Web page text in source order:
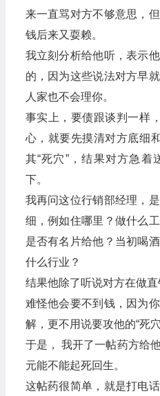
来一直骂对方不够意思，
钱后来又耍赖。
我立刻分析给他听，表示
的，因为这些说法对方早
人家也不会理你。
事实上，要债跟谈判一样
心，就要先摸清对方底细
其“死穴”，结果对方急着
下。
我再问这位行销部经理，
细，例如住哪里？做什么
是否有名片给他？当初喝
什么行业？
结果他除了听说对方在做直
难怪他会要不到钱，因为
解，更不用说要攻他的“死穴
于是， 我开了一帖药方给
元能不能起死回生。
这帖药很简单，就是打电